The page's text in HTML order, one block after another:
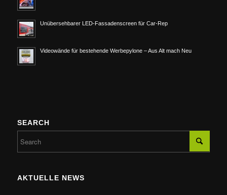
Unübersehbarer LED-Fassadenscreen für Car-Rep
Videowände für bestehende Werbepylone – Aus Alt mach Neu
SEARCH
AKTUELLE NEWS